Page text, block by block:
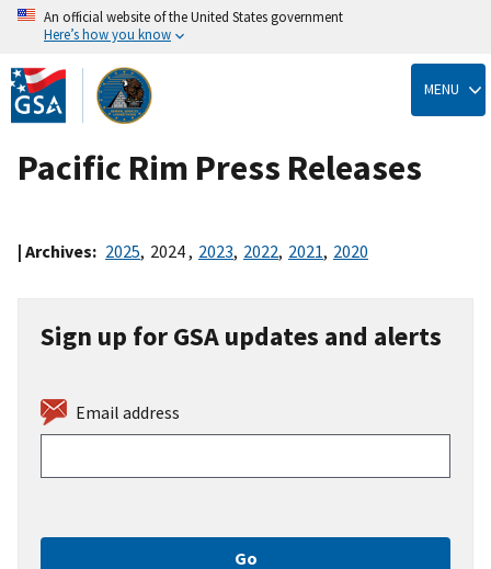
Skip
to
main
content
An official website of the United States government
Here’s how you know
MENU
Pacific Rim Press Releases
| Archives: 2025, 2024, 2023, 2022, 2021, 2020
Sign up for GSA updates and alerts
Email address